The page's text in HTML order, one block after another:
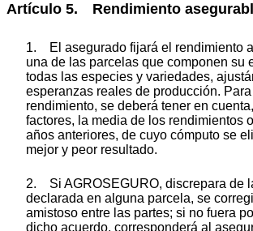
Artículo 5. Rendimiento
1. El asegurado fijará el rendimiento
una de las parcelas que componen su
todas las especies y variedades,
esperanzas reales de producción.
rendimiento, se deberá tener en
factores, la media de los rendimientos
años anteriores, de cuyo cómputo se
mejor y peor resultado.
2. Si AGROSEGURO, discrepara de
declarada en alguna parcela, se
amistoso entre las partes; si no fuera
dicho acuerdo, corresponderá al